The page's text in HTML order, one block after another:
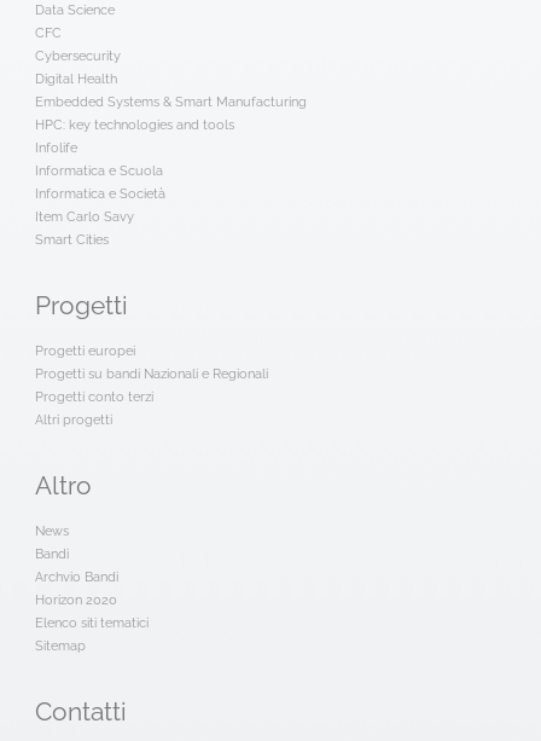
Data Science
CFC
Cybersecurity
Digital Health
Embedded Systems & Smart Manufacturing
HPC: key technologies and tools
Infolife
Informatica e Scuola
Informatica e Società
Item Carlo Savy
Smart Cities
Progetti
Progetti europei
Progetti su bandi Nazionali e Regionali
Progetti conto terzi
Altri progetti
Altro
News
Bandi
Archvio Bandi
Horizon 2020
Elenco siti tematici
Sitemap
Contatti